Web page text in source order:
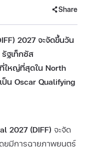
Share
2027 จะจัดขึ้นวัน
ฐเท็กซัส
ใหญ่ที่สุดใน North
ป็น Oscar Qualifying
2027 (DIFF) จะจัด
ยมีการฉายภาพยนตร์